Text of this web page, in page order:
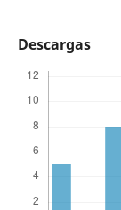
Descargas